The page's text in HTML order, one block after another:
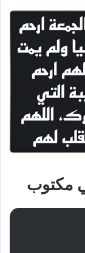
مكتوب